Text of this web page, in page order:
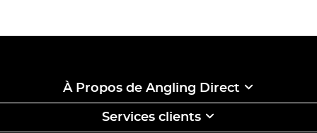
À Propos de Angling Direct
Services clients